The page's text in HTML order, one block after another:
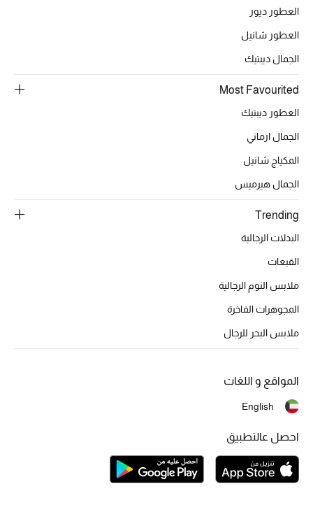
العطور ديور
العطور شانيل
الجمال ديبتيك
Most Favourited
العطور ديبتيك
الجمال ارماني
المكياج شانيل
الجمال هيرميس
Trending
البدلات الرجالية
القبعات
ملابس النوم الرجالية
المجوهرات الفاخرة
ملابس البحر للرجال
المواقع و اللغات
English
احصل عالتطبيق